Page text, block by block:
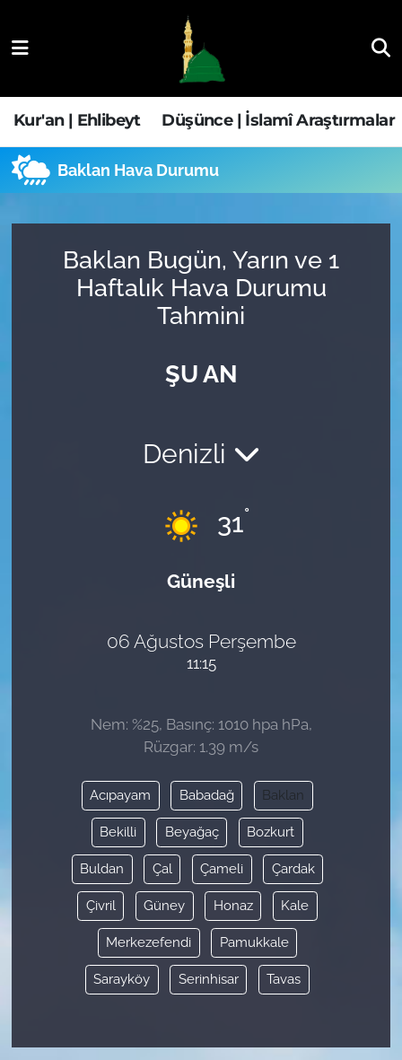
Kur'an | Ehlibeyt Düşünce | İslamî Araştırmalar
Baklan Hava Durumu
Baklan Bugün, Yarın ve 1
Haftalık Hava Durumu
Tahmini
ŞU AN
Denizli
31°
Güneşli
06 Ağustos Perşembe
11:15
Nem: %25, Basınç: 1010 hpa hPa,
Rüzgar: 1.39 m/s
Acıpayam Babadağ Baklan
Bekilli Beyağaç Bozkurt
Buldan Çal Çameli Çardak
Çivril Güney Honaz Kale
Merkezefendi Pamukkale
Sarayköy Serinhisar Tavas
Düşünce | İslamî Araştırmalar
Ehla-Der Haber
Fıkıh | Ahkam
Hava Durumu
Trafik Durumu
Tüm Manşetler
Son Dakika Haberleri